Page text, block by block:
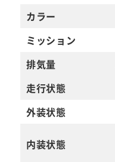
カラー
ミッション
排気量
走行状態
外装状態
内装状態